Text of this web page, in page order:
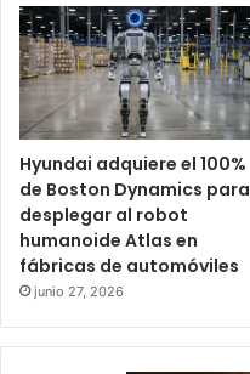
Hyundai adquiere el 100%
de Boston Dynamics para
desplegar al robot
humanoide Atlas en
fábricas de automóviles
junio 27, 2026